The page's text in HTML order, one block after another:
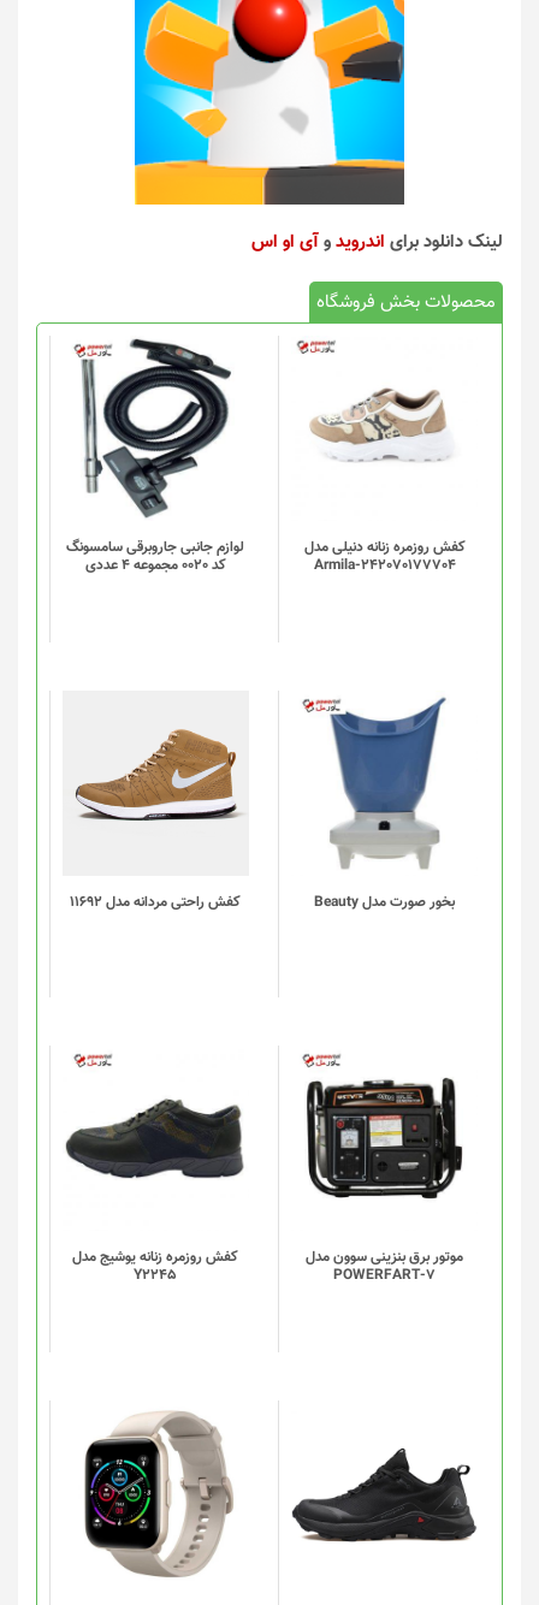
لینک دانلود برای اندرویدوآی او اس
محصولات بخش فروشگاه
کفش روزمره زنانه دنیلی مدل
Armila-242070177704
لوازم جانبی جاروبرقی سامسونگ
کد 0020 مجموعه 4 عددی
بخور صورت مدل Beauty کفش راحتی مردانه مدل 11692
محصول
دارای
انواع
مختلفی
گزینه
محصول
شوند
موتور برق بنزینی سوون مدل
POWERFART-7
کفش روزمره زنانه یوشیج مدل
Y2245
محصول
دارای
انواع
مختلفی
این
محصول
دارای
انواع
مختلفی
می